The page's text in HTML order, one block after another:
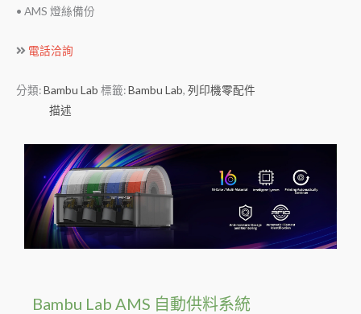
• AMS 燈絲備份
電話洽詢
分類:Bambu Lab 標籤:Bambu Lab, 列印機零配件
描述
Bambu Lab AMS 自動供料系統